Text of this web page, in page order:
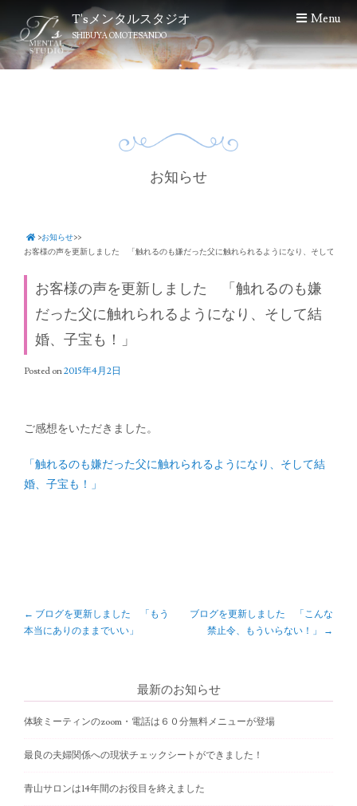
i
p
T'sメンタルスタジオ
SHIBUYA OMOTESANDO
Menu
お知らせ
>お知らせ>>
お客様の声を更新しました 「触れるのも嫌だった父に触れられるようになり、そして結婚
お客様の声を更新しました 「触れるのも嫌
だった父に触れられるようになり、そして結
婚、子宝も！」
Posted on2015年4月2日
ご感想をいただきました。
「触れるのも嫌だった父に触れられるようになり、そして結
婚、子宝も！」
P
n
i
← ブログを更新しました 「もう
本当にありのままでいい」
ブログを更新しました 「こんな
禁止令、もういらない！」
→
最新のお知らせ
体験ミーティンのzoom・電話は６０分無料メニューが登場
最良の夫婦関係への現状チェックシートができました！
青山サロンは14年間のお役目を終えました